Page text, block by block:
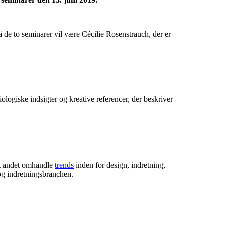
de to seminarer vil være Cécilie Rosenstrauch, der er
indsigter og kreative referencer, der beskriver
omhandle trends inden for design, indretning,
indretningsbranchen.